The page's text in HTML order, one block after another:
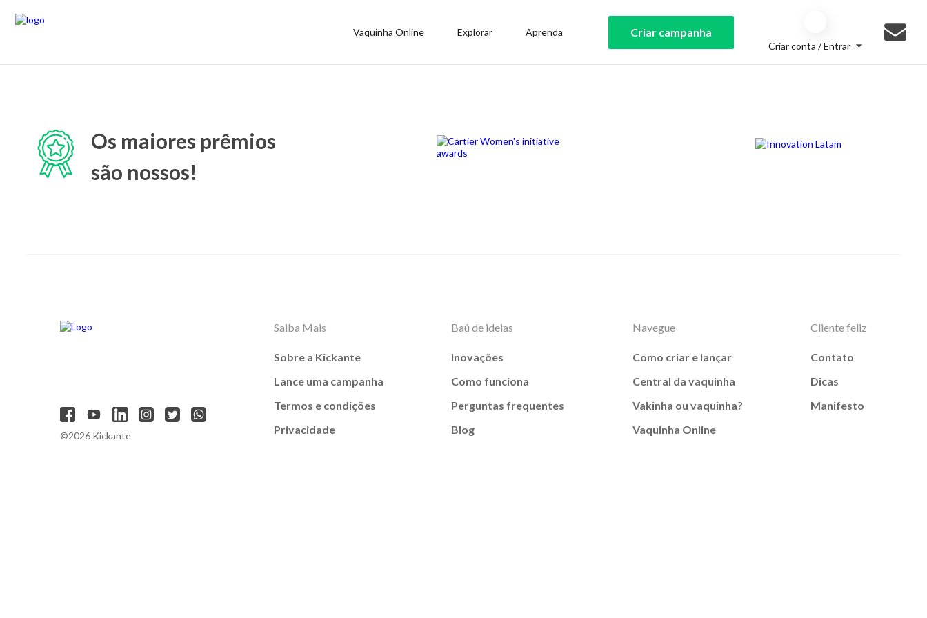
Vaquinha Online Explorar Aprenda Criar campanha
Criar conta / Entrar
Os maiores prêmios
são nossos!
©2026 Kickante
Saiba Mais
Sobre a Kickante
Lance uma campanha
Termos e condições
Privacidade
Baú de ideias
Inovações
Como funciona
Perguntas frequentes
Blog
Navegue
Como criar e lançar
Central da vaquinha
Vakinha ou vaquinha?
Vaquinha Online
Cliente feliz
Contato
Dicas
Manifesto